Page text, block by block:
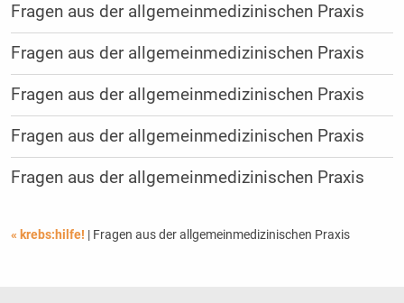
Fragen aus der allgemeinmedizinischen Praxis
Fragen aus der allgemeinmedizinischen Praxis
Fragen aus der allgemeinmedizinischen Praxis
Fragen aus der allgemeinmedizinischen Praxis
Fragen aus der allgemeinmedizinischen Praxis
« krebs:hilfe! | Fragen aus der allgemeinmedizinischen Praxis